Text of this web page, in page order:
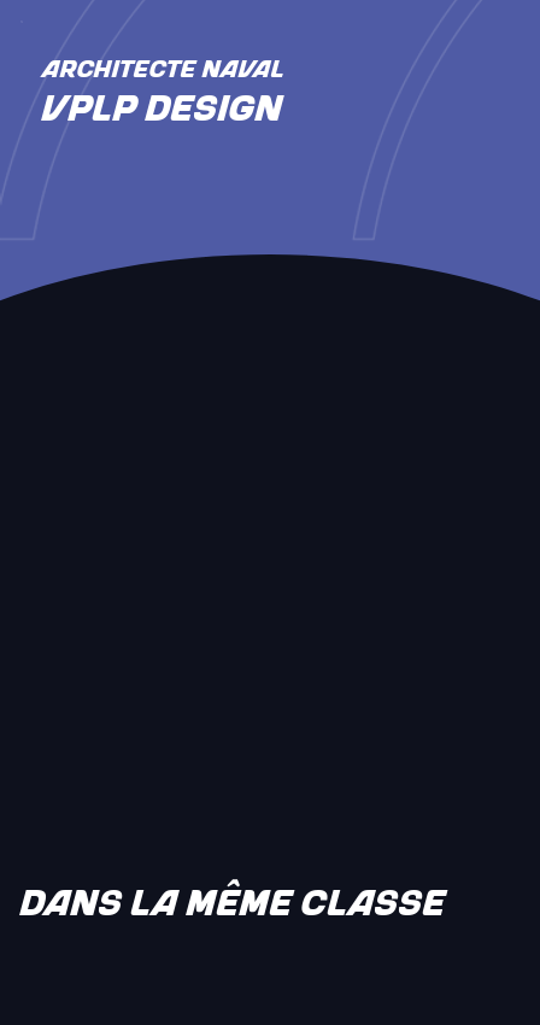
ARCHITECTE NAVAL
VPLP Design
DANS LA MÊME CLASSE